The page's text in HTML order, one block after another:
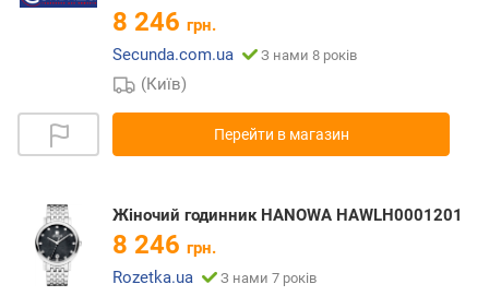
8 246 грн.
Secunda.com.ua
З нами 8 років
(Київ)
Перейти в магазин
Жіночий годинник HANOWA HAWLH0001201
8 246 грн.
Rozetka.ua
З нами 7 років